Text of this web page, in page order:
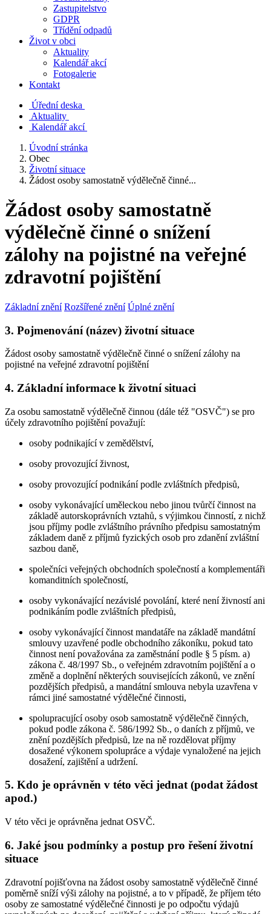
Zastupitelstvo
GDPR
Třídění odpadů
Život v obci
Aktuality
Kalendář akcí
Fotogalerie
Kontakt
Úřední deska
Aktuality
Kalendář akcí
Úvodní stránka
Obec
Životní situace
Žádost osoby samostatně výdělečně činné...
Žádost osoby samostatně
výdělečně činné o snížení
zálohy na pojistné na veřejné
zdravotní pojištění
Základní znění Rozšířené znění Úplné znění
3. Pojmenování (název) životní situace
Žádost osoby samostatně výdělečně činné o snížení zálohy na
pojistné na veřejné zdravotní pojištění
4. Základní informace k životní situaci
Za osobu samostatně výdělečně činnou (dále též "OSVČ") se pro
účely zdravotního pojištění považují:
osoby podnikající v zemědělství,
osoby provozující živnost,
osoby provozující podnikání podle zvláštních předpisů,
osoby vykonávající uměleckou nebo jinou tvůrčí činnost na
základě autorskoprávních vztahů, s výjimkou činností, z nichž
jsou příjmy podle zvláštního právního předpisu samostatným
základem daně z příjmů fyzických osob pro zdanění zvláštní
sazbou daně,
společníci veřejných obchodních společností a komplementáři
komanditních společností,
osoby vykonávající nezávislé povolání, které není živností ani
podnikáním podle zvláštních předpisů,
osoby vykonávající činnost mandatáře na základě mandátní
smlouvy uzavřené podle obchodního zákoníku, pokud tato
činnost není považována za zaměstnání podle § 5 písm. a)
zákona č. 48/1997 Sb., o veřejném zdravotním pojištění a o
změně a doplnění některých souvisejících zákonů, ve znění
pozdějších předpisů, a mandátní smlouva nebyla uzavřena v
rámci jiné samostatné výdělečné činnosti,
spolupracující osoby osob samostatně výdělečně činných,
pokud podle zákona č. 586/1992 Sb., o daních z příjmů, ve
znění pozdějších předpisů, lze na ně rozdělovat příjmy
dosažené výkonem spolupráce a výdaje vynaložené na jejich
dosažení, zajištění a udržení.
5. Kdo je oprávněn v této věci jednat (podat žádost
apod.)
V této věci je oprávněna jednat OSVČ.
6. Jaké jsou podmínky a postup pro řešení životní
situace
Zdravotní pojišťovna na žádost osoby samostatně výdělečně činné
poměrně sníží výši zálohy na pojistné, a to v případě, že příjem této
osoby ze samostatné výdělečné činnosti je po odpočtu výdajů